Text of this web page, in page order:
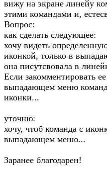
вижу на экране линейу
этими командами и,
Вопрос:
как сделать следующее:
хочу видеть
иконкой, только в
она писутсвовала в
Если закомментировать
выпадающем меню
иконки...
уточню:
хочу, чтоб команда с
выпадающем меню...
Заранее благодарен!